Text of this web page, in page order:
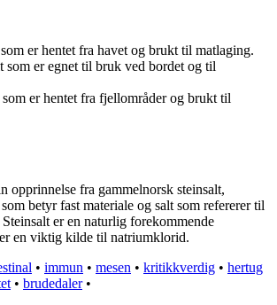
er hentet fra havet og brukt til matlaging.
som er egnet til bruk ved bordet og til
som er hentet fra fjellområder og brukt til
opprinnelse fra gammelnorsk steinsalt,
betyr fast materiale og salt som refererer til
er en naturlig forekommende
en viktig kilde til natriumklorid.
• immun • mesen • kritikkverdig • hertug
• brudedaler•